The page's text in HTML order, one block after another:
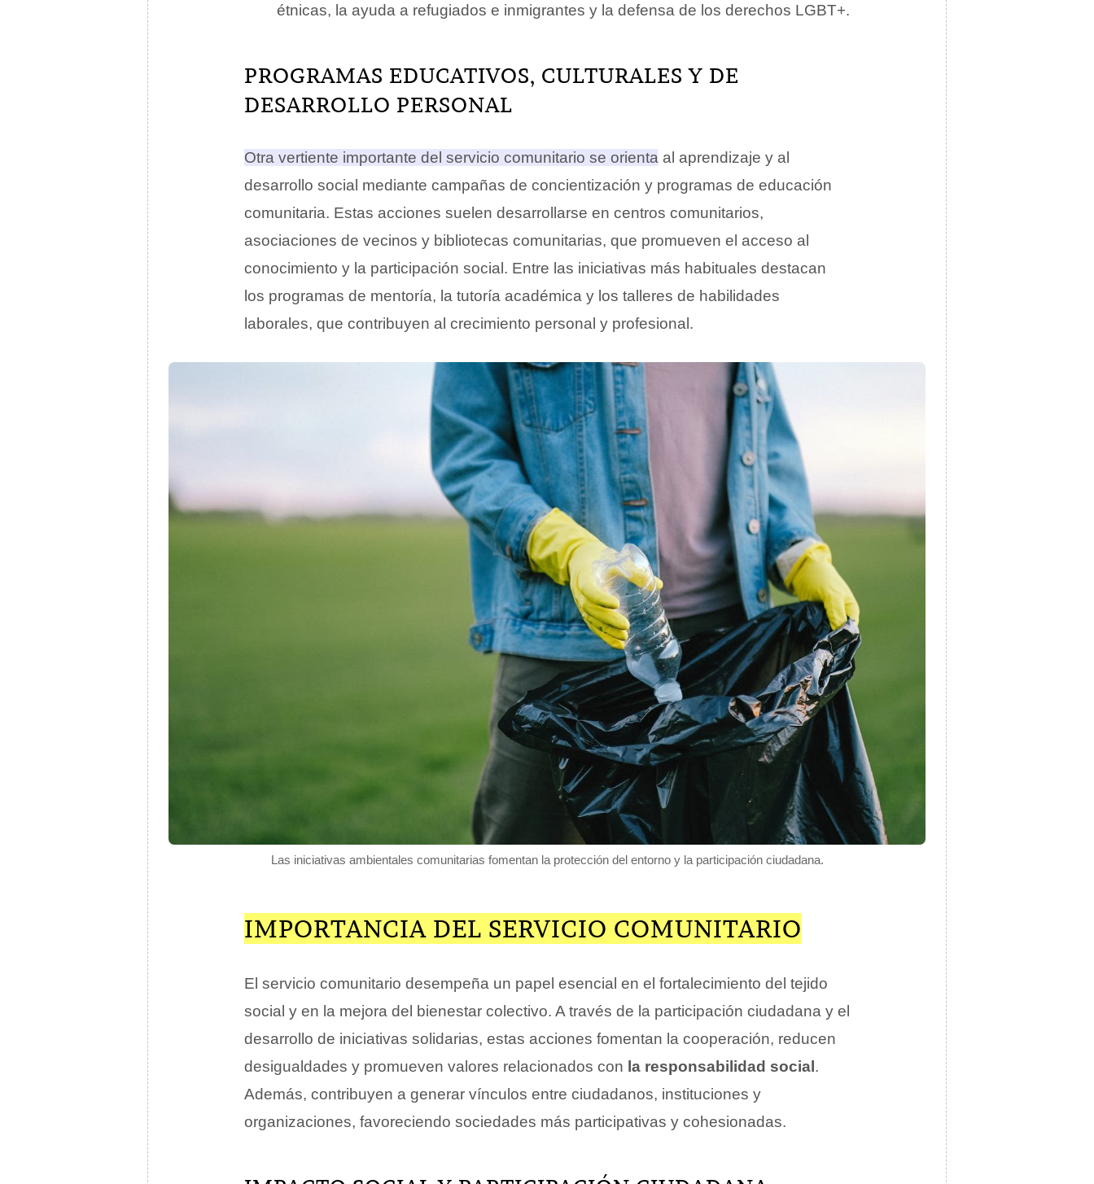
étnicas, la ayuda a refugiados e inmigrantes y la defensa de los derechos LGBT+.
PROGRAMAS EDUCATIVOS, CULTURALES Y DE
DESARROLLO PERSONAL
Otra vertiente importante del servicio comunitario se orienta al aprendizaje y al
desarrollo social mediante campañas de concientización y programas de educación
comunitaria. Estas acciones suelen desarrollarse en centros comunitarios,
asociaciones de vecinos y bibliotecas comunitarias, que promueven el acceso al
conocimiento y la participación social. Entre las iniciativas más habituales destacan
los programas de mentoría, la tutoría académica y los talleres de habilidades
laborales, que contribuyen al crecimiento personal y profesional.
Las iniciativas ambientales comunitarias fomentan la protección del entorno y la participación ciudadana.
IMPORTANCIA DEL SERVICIO COMUNITARIO
El servicio comunitario desempeña un papel esencial en el fortalecimiento del tejido
social y en la mejora del bienestar colectivo. A través de la participación ciudadana y el
desarrollo de iniciativas solidarias, estas acciones fomentan la cooperación, reducen
desigualdades y promueven valores relacionados con la responsabilidad social.
Además, contribuyen a generar vínculos entre ciudadanos, instituciones y
organizaciones, favoreciendo sociedades más participativas y cohesionadas.